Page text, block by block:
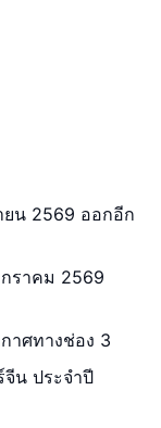
ยน 2569 ออกอีก
ราคม 2569
าศทางช่อง 3
น ประจำปี